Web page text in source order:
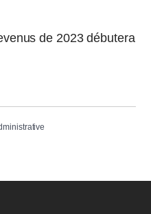
de 2023 débutera